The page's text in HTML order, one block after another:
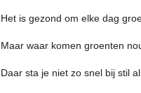
Het is gezond om elke dag
Maar waar komen groenten
Daar sta je niet zo snel bij stil